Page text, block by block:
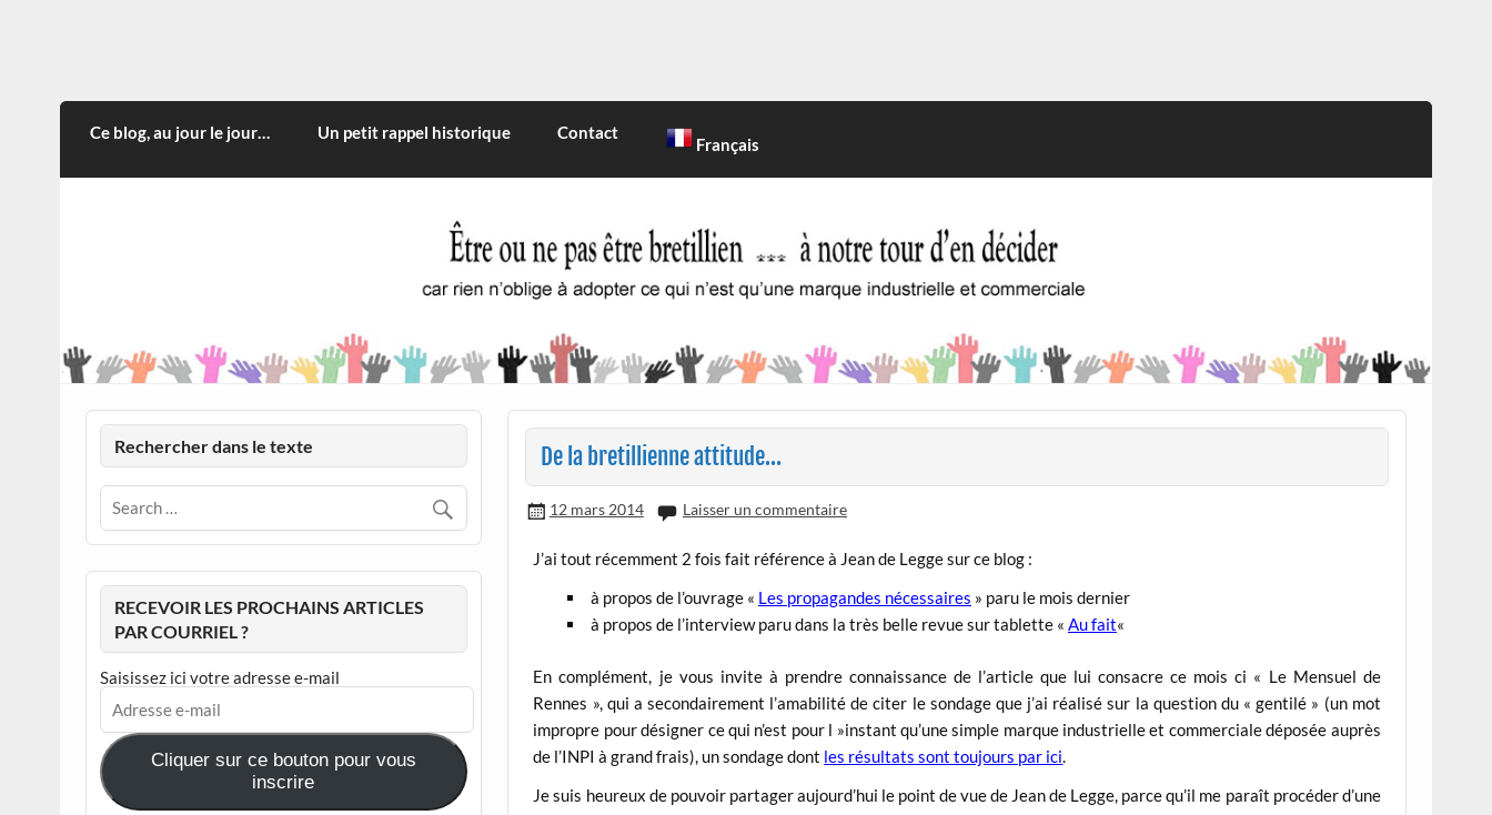
CITOYEN D'ILLE-ET-VILAINE
Ce blog, au jour le jour… Un petit rappel historique Contact
Français
De la bretillienne attitude…
12 mars 2014 Laisser un commentaire
J’ai tout récemment 2 fois fait référence à Jean de Legge sur ce blog :
à propos de l’ouvrage « Les propagandes nécessaires » paru le mois dernier
à propos de l’interview paru dans la très belle revue sur tablette « Au fait«
En complément, je vous invite à prendre connaissance de l’article que lui consacre ce mois ci « Le Mensuel de
Rennes », qui a secondairement l’amabilité de citer le sondage que j’ai réalisé sur la question du « gentilé » (un mot
impropre pour désigner ce qui n’est pour l »instant qu’une simple marque industrielle et commerciale déposée auprès
de l’INPI à grand frais), un sondage dont les résultats sont toujours par ici.
Je suis heureux de pouvoir partager aujourd’hui le point de vue de Jean de Legge, parce qu’il me paraît procéder d’une
Rechercher dans le texte
RECEVOIR LES PROCHAINS ARTICLES
PAR COURRIEL ?
Saisissez ici votre adresse e-mail
Adresse
e-
mail
Cliquer sur ce bouton pour vous
inscrire